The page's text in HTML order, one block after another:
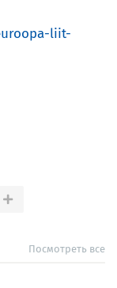
liit-
Посмотреть все